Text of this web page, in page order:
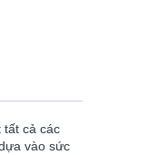
tất cả các
vào sức